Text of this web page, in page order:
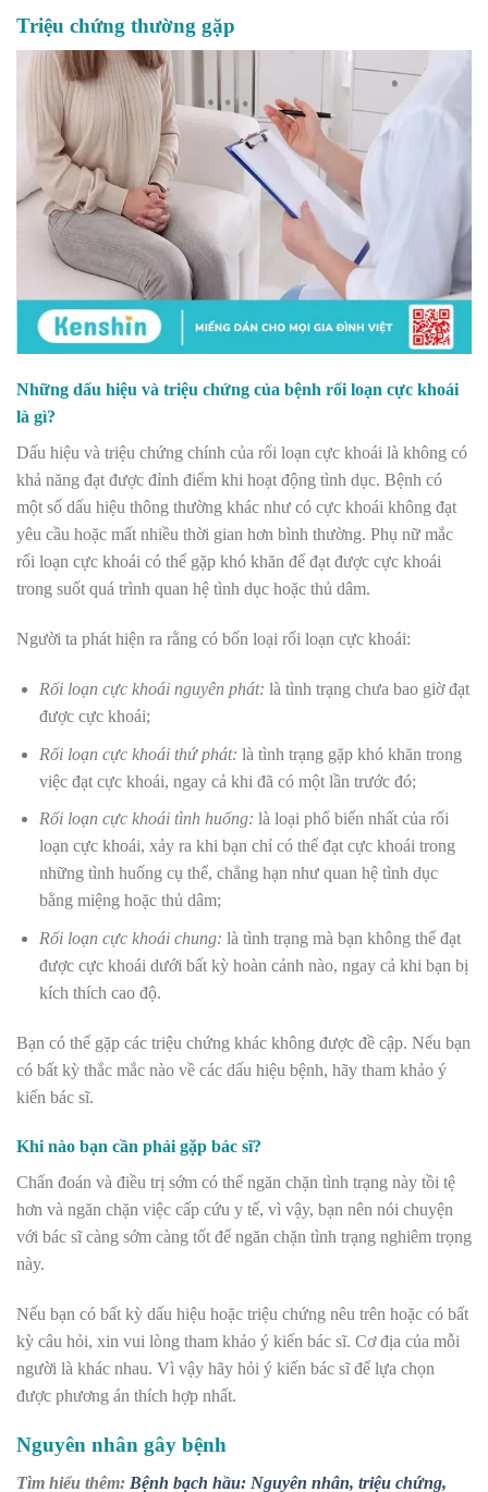
Triệu chứng thường gặp
Những dấu hiệu và triệu chứng của bệnh rối loạn cực khoái
là gì?
Dấu hiệu và triệu chứng chính của rối loạn cực khoái là không có
khả năng đạt được đỉnh điểm khi hoạt động tình dục. Bệnh có
một số dấu hiệu thông thường khác như có cực khoái không đạt
yêu cầu hoặc mất nhiều thời gian hơn bình thường. Phụ nữ mắc
rối loạn cực khoái có thể gặp khó khăn để đạt được cực khoái
trong suốt quá trình quan hệ tình dục hoặc thủ dâm.
Người ta phát hiện ra rằng có bốn loại rối loạn cực khoái:
Rối loạn cực khoái nguyên phát: là tình trạng chưa bao giờ đạt
được cực khoái;
Rối loạn cực khoái thứ phát: là tình trạng gặp khó khăn trong
việc đạt cực khoái, ngay cả khi đã có một lần trước đó;
Rối loạn cực khoái tình huống: là loại phổ biến nhất của rối
loạn cực khoái, xảy ra khi bạn chỉ có thể đạt cực khoái trong
những tình huống cụ thể, chẳng hạn như quan hệ tình dục
bằng miệng hoặc thủ dâm;
Rối loạn cực khoáichung: là tình trạng mà bạn không thể đạt
được cực khoái dưới bất kỳ hoàn cảnh nào, ngay cả khi bạn bị
kích thích cao độ.
Bạn có thể gặp các triệu chứng khác không được đề cập. Nếu bạn
có bất kỳ thắc mắc nào về các dấu hiệu bệnh, hãy tham khảo ý
kiến bác sĩ.
Khi nào bạn cần phải gặp bác sĩ?
Chẩn đoán và điều trị sớm có thể ngăn chặn tình trạng này tồi tệ
hơn và ngăn chặn việc cấp cứu y tế, vì vậy, bạn nên nói chuyện
với bác sĩ càng sớm càng tốt để ngăn chặn tình trạng nghiêm trọng
này.
Nếu bạn có bất kỳ dấu hiệu hoặc triệu chứng nêu trên hoặc có bất
kỳ câu hỏi, xin vui lòng tham khảo ý kiến bác sĩ. Cơ địa của mỗi
người là khác nhau. Vì vậy hãy hỏi ý kiến bác sĩ để lựa chọn
được phương án thích hợp nhất.
Nguyên nhân gây bệnh
Tìm hiểu thêm: Bệnh bạch hầu: Nguyên nhân, triệu chứng,